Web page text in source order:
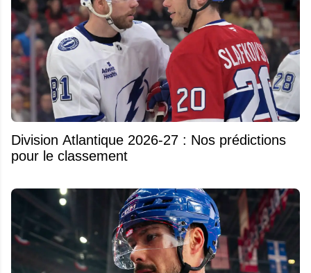
Division Atlantique 2026-27 : Nos prédictions
pour le classement